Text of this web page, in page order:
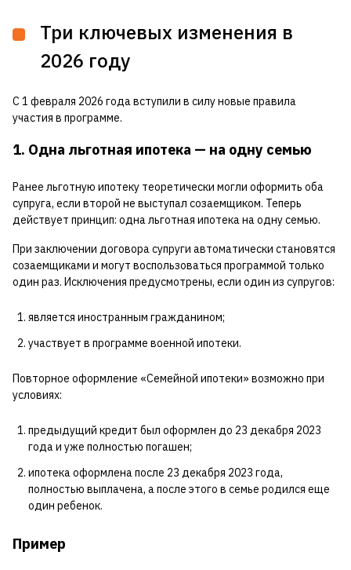
Три ключевых изменения в
2026 году
С 1 февраля 2026 года вступили в силу новые правила
участия в программе.
1. Одна льготная ипотека — на одну семью
Ранее льготную ипотеку теоретически могли оформить оба
супруга, если второй не выступал созаемщиком. Теперь
действует принцип: одна льготная ипотека на одну семью.
При заключении договора супруги автоматически становятся
созаемщиками и могут воспользоваться программой только
один раз. Исключения предусмотрены, если один из супругов:
является иностранным гражданином;
участвует в программе военной ипотеки.
Повторное оформление «Семейной ипотеки» возможно при
условиях:
предыдущий кредит был оформлен до 23 декабря 2023
года и уже полностью погашен;
ипотека оформлена после 23 декабря 2023 года,
полностью выплачена, а после этого в семье родился еще
один ребенок.
Пример